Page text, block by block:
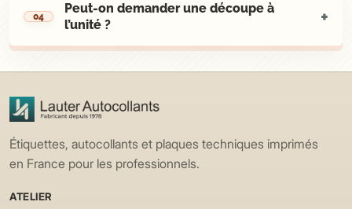
Peut-on demander une découpe à
l’unité ?
Étiquettes, autocollants et plaques techniques imprimés
en France pour les professionnels.
ATELIER